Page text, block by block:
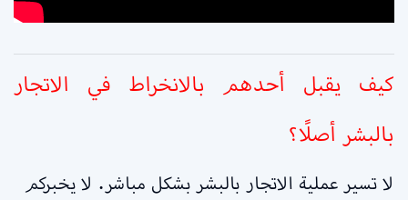
كيف يقبل أحدهم بالانخراط في الاتجار
بالبشر أصلًا؟
لا تسير عملية الاتجار بالبشر بشكل مباشر. لا يخبركم